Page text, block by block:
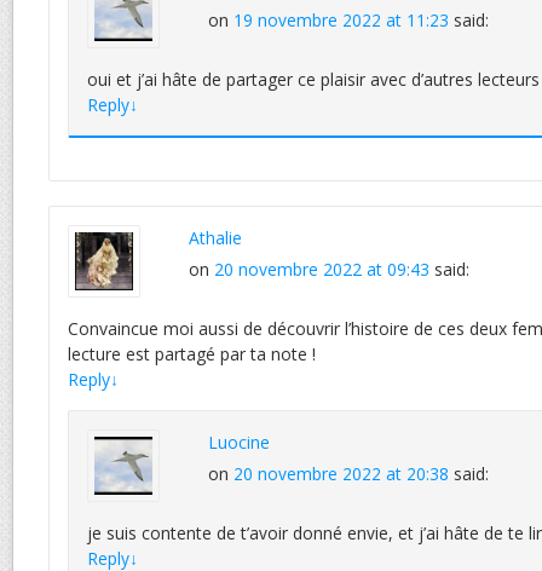
on 19 novembre 2022 at 11:23 said:
oui et j’ai hâte de partager ce plaisir avec d’autres
Reply↓
Athalie
on 20 novembre 2022 at 09:43 said:
Convaincue moi aussi de découvrir l’histoire de ces deux
lecture est partagé par ta note !
Reply↓
Luocine
on 20 novembre 2022 at 20:38 said:
je suis contente de t’avoir donné envie, et j’ai hâte de te
Reply↓